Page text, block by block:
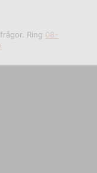
Ring 08-